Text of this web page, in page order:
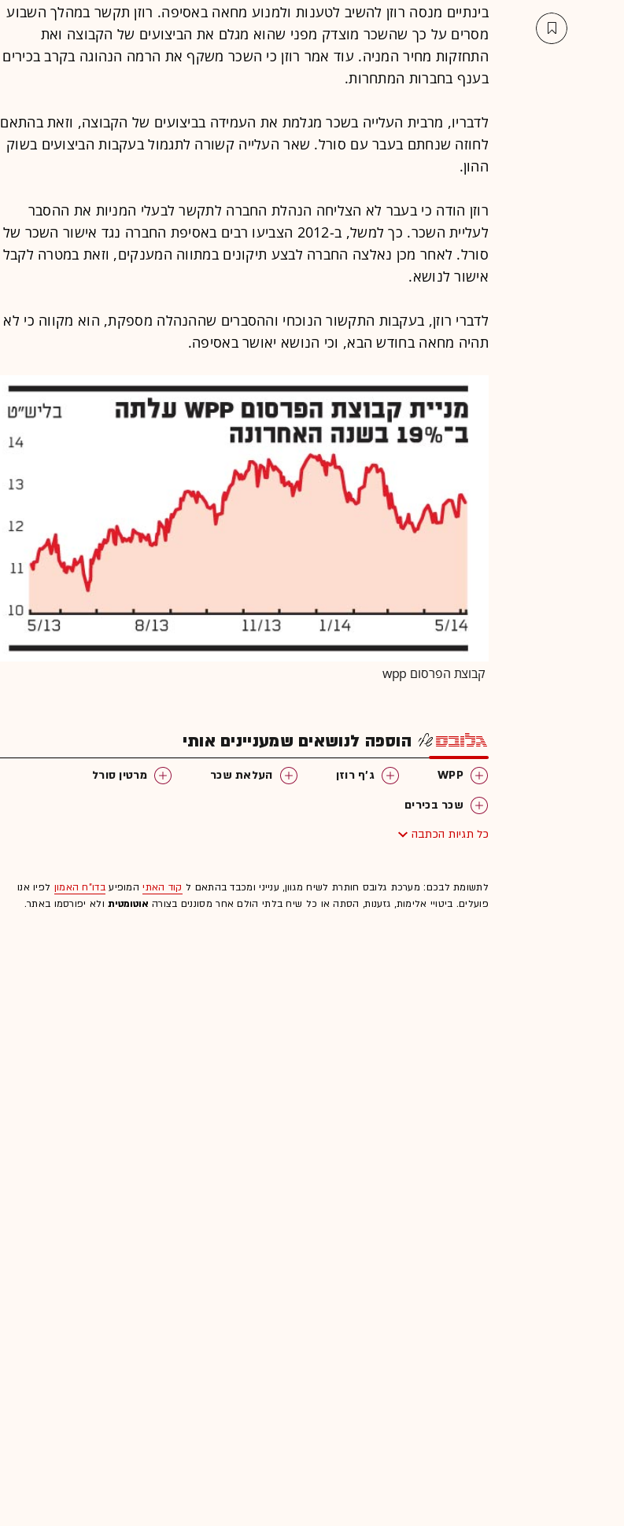
בינתיים מנסה רוזן להשיב לטענות ולמנוע מחאה באסיפה. רוזן תקשר במהלך השבוע
מסרים על כך שהשכר מוצדק מפני שהוא מגלם את הביצועים של הקבוצה ואת
התחזקות מחיר המניה. עוד אמר רוזן כי השכר משקף את הרמה הנהוגה בקרב בכירים
בענף בחברות המתחרות.
לדבריו, מרבית העלייה בשכר מגלמת את העמידה בביצועים של הקבוצה, וזאת בהתאם
לחוזה שנחתם בעבר עם סורל. שאר העלייה קשורה לתגמול בעקבות הביצועים בשוק
ההון.
רוזן הודה כי בעבר לא הצליחה הנהלת החברה לתקשר לבעלי המניות את ההסבר
לעליית השכר. כך למשל, ב-2012 הצביעו רבים באסיפת החברה נגד אישור השכר של
סורל. לאחר מכן נאלצה החברה לבצע תיקונים במתווה המענקים, וזאת במטרה לקבל
אישור לנושא.
לדברי רוזן, בעקבות התקשור הנוכחי וההסברים שההנהלה מספקת, הוא מקווה כי לא
תהיה מחאה בחודש הבא, וכי הנושא יאושר באסיפה.
קבוצת הפרסום wpp
הוספה לנושאים שמעניינים אותי
WPP ג'ף רוזן העלאת שכר
מרטין סורל
שכר בכירים
כל תגיות הכתבה
לתשומת לבכם: מערכת גלובס חותרת לשיח מגוון, ענייני ומכבד בהתאם ל קוד האתיהמופיעבדו"ח האמון לפיו אנו
פועלים. ביטויי אלימות, גזענות, הסתה או כל שיח בלתי הולם אחר מסוננים בצורה אוטומטיתולא יפורסמו באתר.